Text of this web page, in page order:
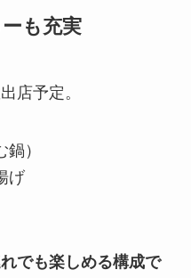
も充実
店予定。
）
げ
でも楽しめる構成で